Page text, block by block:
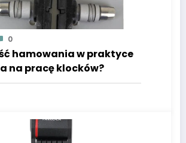
0
hamowania w praktyce
na pracę klocków?